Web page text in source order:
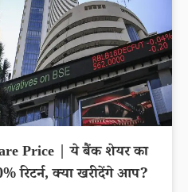
Price | ये बैंक शेयर का
रिटर्न, क्या खरीदेंगे आप?